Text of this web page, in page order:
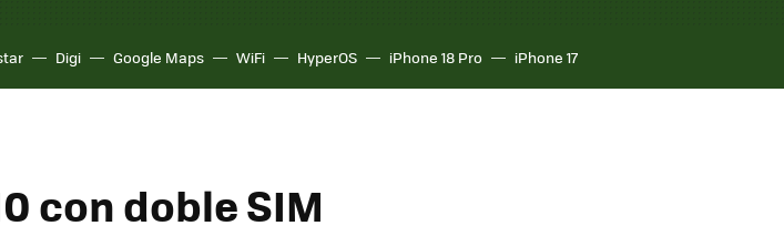
Digi Google Maps WiFi HyperOS iPhone 18 Pro iPhone 17
con doble SIM